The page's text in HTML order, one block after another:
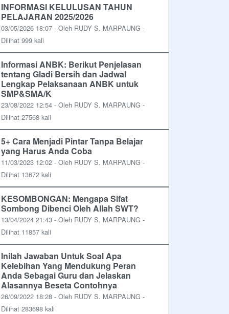
INFORMASI KELULUSAN TAHUN
PELAJARAN 2025/2026
03/05/2026 18:07 - Oleh RUDY S. MARPAUNG -
Dilihat 999 kali
Informasi ANBK: Berikut Penjelasan
tentang Gladi Bersih dan Jadwal
Lengkap Pelaksanaan ANBK untuk
SMP&SMA/K
23/08/2022 12:54 - Oleh RUDY S. MARPAUNG -
Dilihat 27568 kali
5+ Cara Menjadi Pintar Tanpa Belajar
yang Harus Anda Coba
11/03/2023 12:02 - Oleh RUDY S. MARPAUNG -
Dilihat 13672 kali
KESOMBONGAN: Mengapa Sifat
Sombong Dibenci Oleh Allah SWT?
13/04/2024 21:43 - Oleh RUDY S. MARPAUNG -
Dilihat 11857 kali
Inilah Jawaban Untuk Soal Apa
Kelebihan Yang Mendukung Peran
Anda Sebagai Guru dan Jelaskan
Alasannya Beseta Contohnya
26/09/2022 18:28 - Oleh RUDY S. MARPAUNG -
Dilihat 283698 kali